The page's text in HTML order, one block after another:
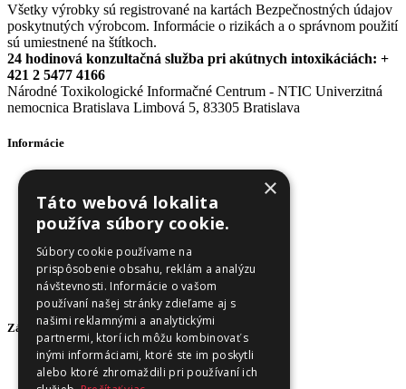
Všetky výrobky sú registrované na kartách Bezpečnostných údajov
poskytnutých výrobcom. Informácie o rizikách a o správnom použití
sú umiestnené na štítkoch.
24 hodinová konzultačná služba pri akútnych intoxikáciách: +
421 2 5477 4166
Národné Toxikologické Informačné Centrum - NTIC Univerzitná
nemocnica Bratislava Limbová 5, 83305 Bratislava
Informácie
Odstúpenie od zmluvy
Reklamačný poriadok
Doprava a platba
Ochrana osobných údajov
Ochrana osobných údajov - newsletter
Zásady používania cookies
O nás
Zákaznícky servis
Kontaktujte nás
Môj účet
×
Táto webová lokalita
používa súbory cookie.
Súbory cookie používame na
prispôsobenie obsahu, reklám a analýzu
návštevnosti. Informácie o vašom
používaní našej stránky zdieľame aj s
našimi reklamnými a analytickými
partnermi, ktorí ich môžu kombinovať s
inými informáciami, ktoré ste im poskytli
alebo ktoré zhromaždili pri používaní ich